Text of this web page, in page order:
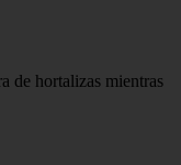
de hortalizas mientras